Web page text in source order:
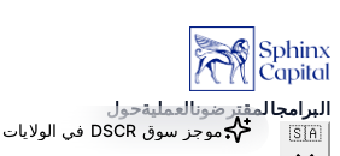
البرامجالمقترضونالعمليةحول
🇸🇦
البرامج
المقترضون